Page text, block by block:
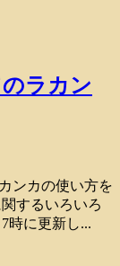
のラカン
ンカの使い方を
するいろいろ
時に更新し...